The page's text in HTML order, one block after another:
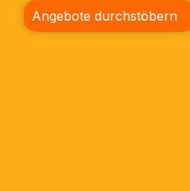
Angebote durchstöbern